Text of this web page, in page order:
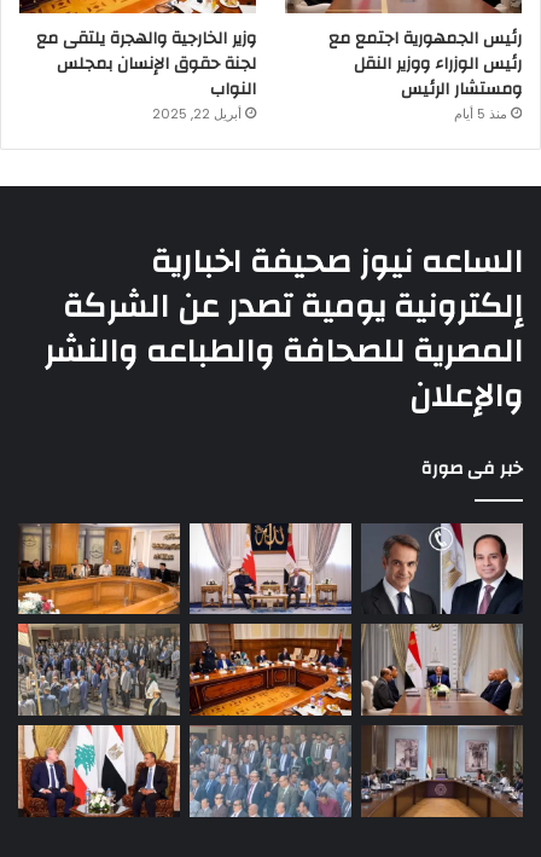
رئيس الجمهورية اجتمع مع
رئيس الوزراء ووزير النقل
ومستشار الرئيس
منذ 5 أيام
وزير الخارجية والهجرة يلتقى مع
لجنة حقوق الإنسان بمجلس
النواب
أبريل 22, 2025
الساعه نيوز صحيفة اخبارية
إلكترونية يومية تصدر عن الشركة
المصرية للصحافة والطباعه والنشر
والإعلان
خبر فى صورة